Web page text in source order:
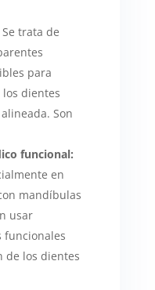
Se trata de
para
dientes
Son
funcional:
en
mandíbulas
usar
funcionales
de los dientes